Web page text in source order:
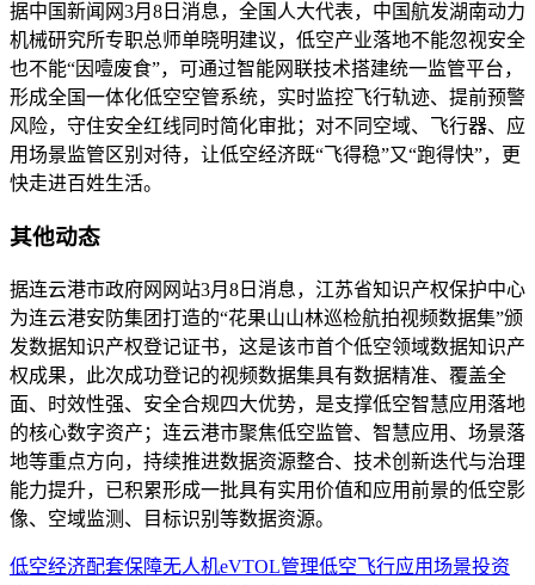
据中国新闻网3月8日消息，全国人大代表，中国航发湖南动力
机械研究所专职总师单晓明建议，低空产业落地不能忽视安全
也不能“因噎废食”，可通过智能网联技术搭建统一监管平台，
形成全国一体化低空空管系统，实时监控飞行轨迹、提前预警
风险，守住安全红线同时简化审批；对不同空域、飞行器、应
用场景监管区别对待，让低空经济既“飞得稳”又“跑得快”，更
快走进百姓生活。
其他动态
据连云港市政府网网站3月8日消息，江苏省知识产权保护中心
为连云港安防集团打造的“花果山山林巡检航拍视频数据集”颁
发数据知识产权登记证书，这是该市首个低空领域数据知识产
权成果，此次成功登记的视频数据集具有数据精准、覆盖全
面、时效性强、安全合规四大优势，是支撑低空智慧应用落地
的核心数字资产；连云港市聚焦低空监管、智慧应用、场景落
地等重点方向，持续推进数据资源整合、技术创新迭代与治理
能力提升，已积累形成一批具有实用价值和应用前景的低空影
像、空域监测、目标识别等数据资源。
低空经济配套保障无人机eVTOL管理低空飞行应用场景投资